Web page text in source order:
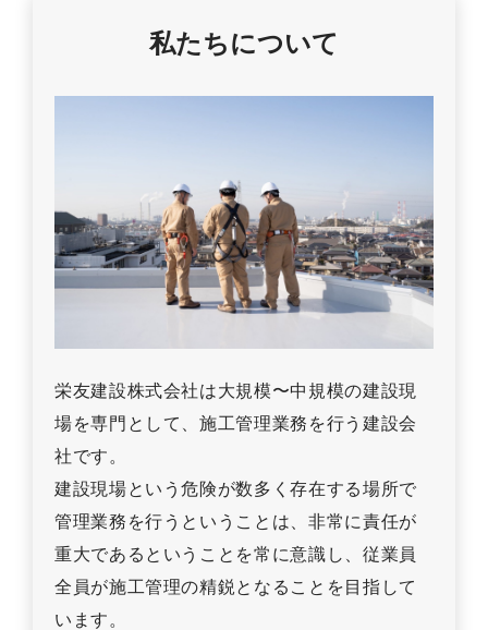
私たちについて
栄友建設株式会社は大規模〜中規模の建設現
場を専門として、施工管理業務を行う建設会
社です。
建設現場という危険が数多く存在する場所で
管理業務を行うということは、非常に責任が
重大であるということを常に意識し、従業員
全員が施工管理の精鋭となることを目指して
います。